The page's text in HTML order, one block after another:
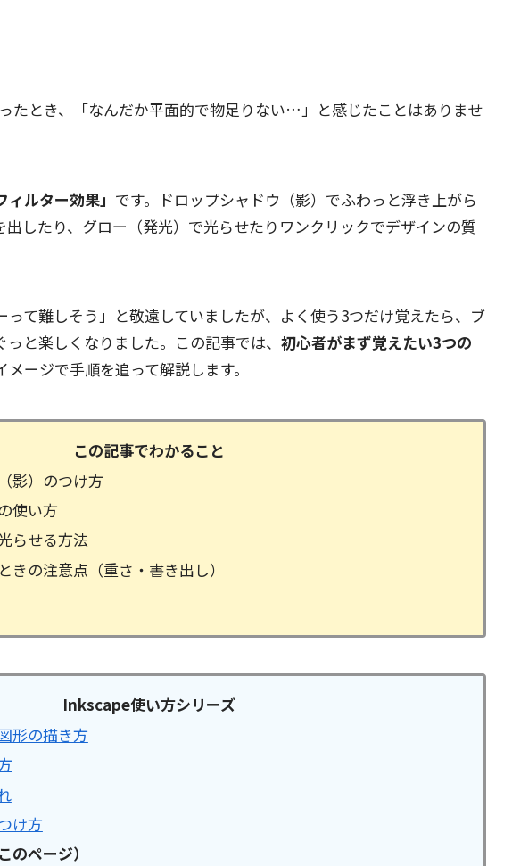
たとき、「なんだか平面的で物足りない…」と感じたことはありませ
ィルター効果」 です。ドロップシャドウ（影）でふわっと浮き上がら
したり、グロー（発光）で光らせたり――ワンクリックでデザインの質
って難しそう」と敬遠していましたが、よく使う3つだけ覚えたら、ブ
と楽しくなりました。この記事では、 初心者がまず覚えたい3つの
メージで手順を追って解説します。
この記事でわかること
影）のつけ方
使い方
らせる方法
きの注意点（重さ・書き出し）
Inkscape使い方シリーズ
形の描き方
け方
のページ）